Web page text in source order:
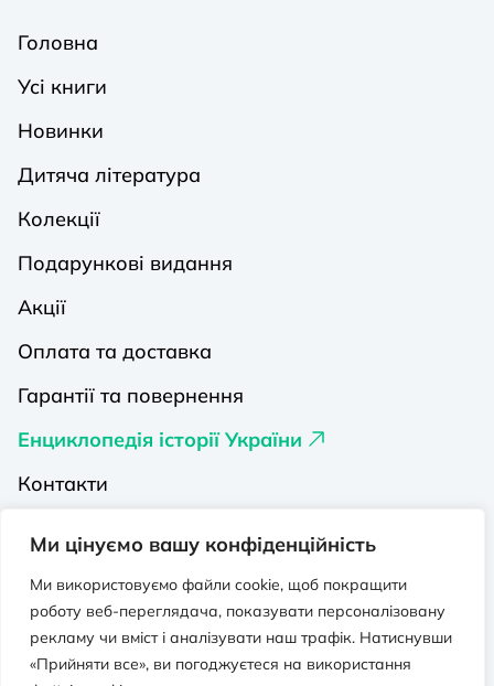
Ми цінуємо вашу конфіденційність
Ми використовуємо файли cookie, щоб покращити
роботу веб-переглядача, показувати персоналізовану
рекламу чи вміст і аналізувати наш трафік. Натиснувши
«Прийняти все», ви погоджуєтеся на використання
Головна
Усі книги
Новинки
Дитяча література
Колекції
Подарункові видання
Акції
Оплата та доставка
Гарантії та повернення
Енциклопедія історії України
Контакти
Видавництва на Порталі
Політика конфіденційності
Публічна оферта